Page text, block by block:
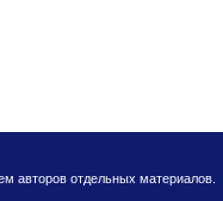
авторов отдельных материалов.